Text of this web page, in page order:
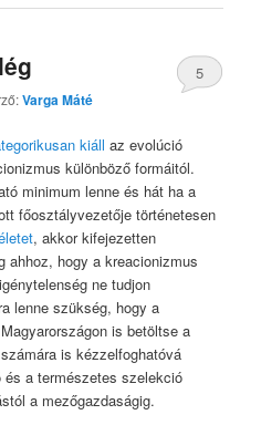
Varga Máté
5
kiáll az evolúció
különböző formáitól.
minimum lenne és hát ha a
főosztályvezetője történetesen
, akkor kifejezetten
ahhoz, hogy a kreacionizmus
ne tudjon
lenne szükség, hogy a
is betöltse a
is kézzelfoghatóvá
a természetes szelekció
a mezőgazdaságig.